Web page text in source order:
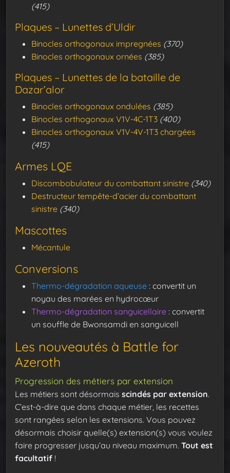
(415)
Plaques – Lunettes d’Uldir
Binocles orthogonaux impregnées (370)
Binocles orthogonaux ornées (385)
Plaques – Lunettes de la bataille de
Dazar’alor
Binocles orthogonaux ondulées (385)
Binocles orthogonaux V1V-4C-1T3 (400)
Binocles orthogonaux V1V-4V-1T3 chargées
(415)
Armes LQE
Discombobulateur du combattant sinistre (340)
Destructeur tempête-d’acier du combattant
sinistre (340)
Mascottes
Mécantule
Conversions
Thermo-dégradation aqueuse : convertit un
noyau des marées en hydrocœur
Thermo-dégradation sanguicellaire : convertit
un souffle de Bwonsamdi en sanguicell
Les nouveautés à Battle for
Azeroth
Progression des métiers par extension
Les métiers sont désormais scindés par extension.
C’est-à-dire que dans chaque métier, les recettes
sont rangées selon les extensions. Vous pouvez
désormais choisir quelle(s) extension(s) vous voulez
faire progresser jusqu’au niveau maximum. Tout est
facultatif !